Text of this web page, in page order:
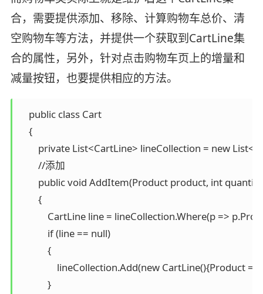
合，需要提供添加、移除、计算购物车总价、清
空购物车等方法，并提供一个获取到CartLine集
合的属性，另外，针对点击购物车页上的增量和
减量按钮，也要提供相应的方法。
    public class Cart
    {
private List<CartLine> lineCollection = new
        //添加
public void AddItem(Product product, int
        {
CartLine line = lineCollection.Where(p =>
            if (line == null)
            {
lineCollection.Add(new CartLine(){Product
            }